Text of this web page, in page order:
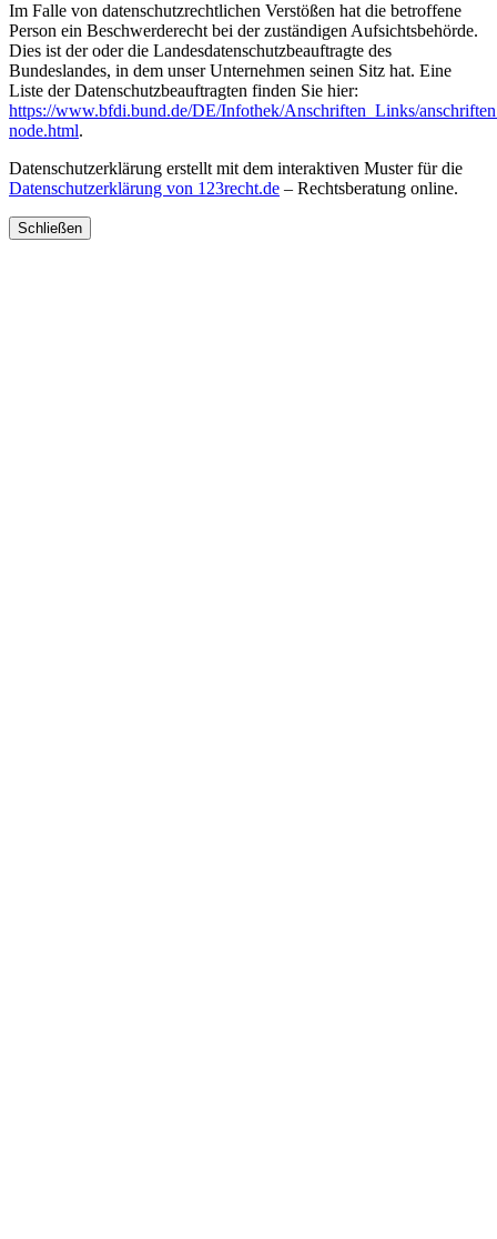
Im Falle von datenschutzrechtlichen Verstößen hat die betroffene
Person ein Beschwerderecht bei der zuständigen Aufsichtsbehörde.
Dies ist der oder die Landesdatenschutzbeauftragte des
Bundeslandes, in dem unser Unternehmen seinen Sitz hat. Eine
Liste der Datenschutzbeauftragten finden Sie hier:
https://www.bfdi.bund.de/DE/Infothek/Anschriften_Links/
node.html.
Datenschutzerklärung erstellt mit dem interaktiven Muster für die
Datenschutzerklärung von 123recht.de – Rechtsberatung online.
Schließen